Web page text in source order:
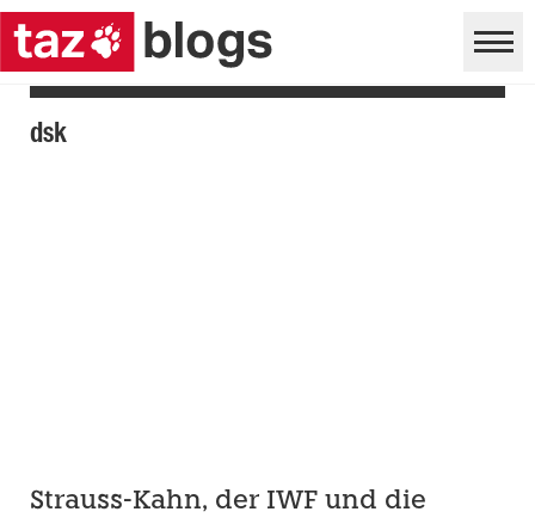
dsk
Strauss-Kahn, der IWF und die